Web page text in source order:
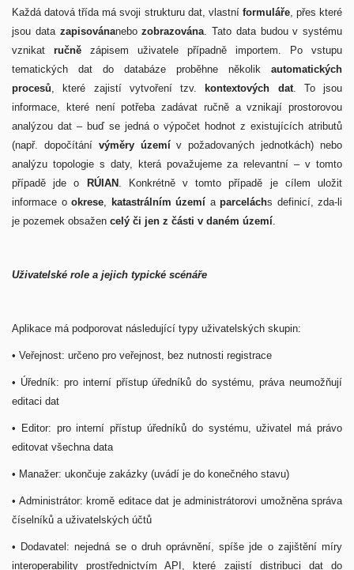
Každá datová třída má svoji strukturu dat, vlastní formuláře, přes které
jsou data zapisovánanebozobrazována. Tato data budou v systému
vznikat ručně zápisem uživatele případně importem. Po vstupu
tematických dat do databáze proběhne několik automatických
procesů, které zajistí vytvoření tzv. kontextových dat. To jsou
informace, které není potřeba zadávat ručně a vznikají prostorovou
analýzou dat – buď se jedná o výpočet hodnot z existujících atributů
(např. dopočítání výměry územív požadovaných jednotkách) nebo
analýzu topologie s daty, která považujeme za relevantní – v tomto
případě jde o
RÚIAN . Konkrétně v tomto případě je cílem uložit
informace o okrese, katastrálním území a parceláchs definicí, zda-li
je pozemek obsažen celý či jen z části v daném území.
Uživatelské role a jejich typické scénáře
Aplikace má podporovat následující typy uživatelských skupin:
• Veřejnost: určeno pro veřejnost, bez nutnosti registrace
• Úředník: pro interní přístup úředníků do systému, práva neumožňují
editaci dat
• Editor: pro interní přístup úředníků do systému, uživatel má právo
editovat všechna data
• Manažer: ukončuje zakázky (uvádí je do konečného stavu)
• Administrátor: kromě editace dat je administrátorovi umožněna správa
číselníků a uživatelských účtů
• Dodavatel: nejedná se o druh oprávnění, spíše jde o zajištění míry
interoperability prostřednictvím API, které zajistí distribuci dat do